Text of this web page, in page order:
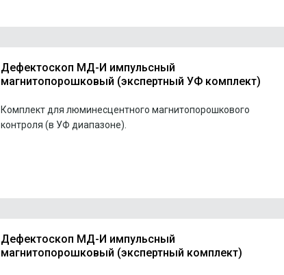
Дефектоскоп МД-И импульсный
магнитопорошковый (экспертный УФ комплект)
Комплект для люминесцентного магнитопорошкового
контроля (в УФ диапазоне).
Дефектоскоп МД-И импульсный
магнитопорошковый (экспертный комплект)